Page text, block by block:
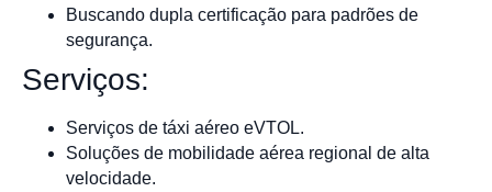
Buscando dupla certificação para padrões de
segurança.
Serviços:
Serviços de táxi aéreo eVTOL.
Soluções de mobilidade aérea regional de alta
velocidade.